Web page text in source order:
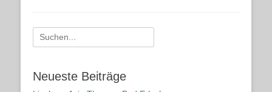
Suche
nach:
Neueste Beiträge